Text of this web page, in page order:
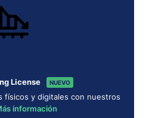
License NUEVO
físicos y digitales con nuestros
información